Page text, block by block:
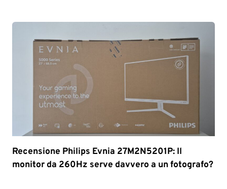
Recensione Philips Evnia 27M2N5201P: Il
monitor da 260Hz serve davvero a un fotografo?